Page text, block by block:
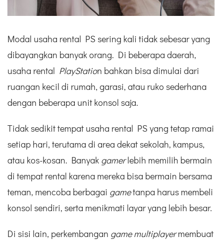
Modal usaha rental PS sering kali tidak sebesar yang
dibayangkan banyak orang. Di beberapa daerah,
usaha rental PlayStation bahkan bisa dimulai dari
ruangan kecil di rumah, garasi, atau ruko sederhana
dengan beberapa unit konsol saja.
Tidak sedikit tempat usaha rental PS yang tetap ramai
setiap hari, terutama di area dekat sekolah, kampus,
atau kos-kosan. Banyak gamerlebih memilih bermain
di tempat rental karena mereka bisa bermain bersama
teman, mencoba berbagai gametanpa harus membeli
konsol sendiri, serta menikmati layar yang lebih besar.
Di sisi lain, perkembangan game multiplayermembuat